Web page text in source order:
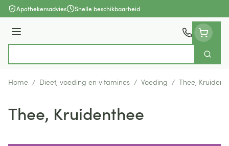
Ga naar de inhoud
Apothekersadvies Snelle beschikbaarheid
Menu
Zoek
Home / Dieet, voeding en vitamines / Voeding / Thee,
Thee, Kruidenthee